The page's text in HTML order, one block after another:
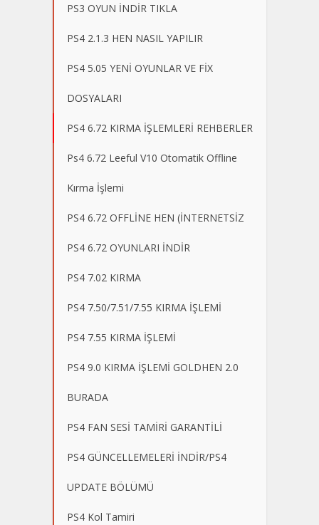
PS3 OYUN İNDİR TIKLA
PS4 2.1.3 HEN NASIL YAPILIR
PS4 5.05 YENİ OYUNLAR VE FİX
DOSYALARI
PS4 6.72 KIRMA İŞLEMLERİ REHBERLER
Ps4 6.72 Leeful V10 Otomatik Offline
Kırma İşlemi
PS4 6.72 OFFLİNE HEN (İNTERNETSİZ
PS4 6.72 OYUNLARI İNDİR
PS4 7.02 KIRMA
PS4 7.50/7.51/7.55 KIRMA İŞLEMİ
PS4 7.55 KIRMA İŞLEMİ
PS4 9.0 KIRMA İŞLEMİ GOLDHEN 2.0
BURADA
PS4 FAN SESİ TAMİRİ GARANTİLİ
PS4 GÜNCELLEMELERİ İNDİR/PS4
UPDATE BÖLÜMÜ
PS4 Kol Tamiri